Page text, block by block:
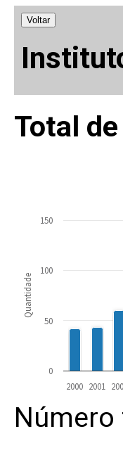
Voltar
Total
Quantidade
2000 2001
0
50
100
150